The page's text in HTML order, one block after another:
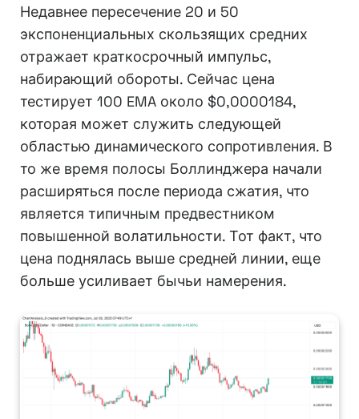
Недавнее пересечение 20 и 50
экспоненциальных скользящих средних
отражает краткосрочный импульс,
набирающий обороты. Сейчас цена
тестирует 100 EMA около $0,0000184,
которая может служить следующей
областью динамического сопротивления. В
то же время полосы Боллинджера начали
расширяться после периода сжатия, что
является типичным предвестником
повышенной волатильности. Тот факт, что
цена поднялась выше средней линии, еще
больше усиливает бычьи намерения.